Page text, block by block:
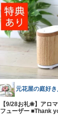
元花屋の庭好き
【9/28お礼❀】アロ
フューザー ■Thank